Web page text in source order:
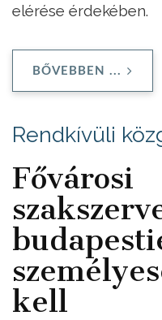
elérése érdekében.
BŐVEBBEN ...
Rendkívüli
Fővárosi
kell